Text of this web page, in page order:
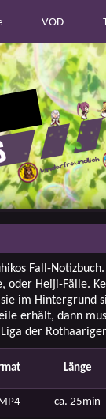
VOD
Fall-
oder Heiji-Fälle.
im Hintergrund
erhält, dann
der
Länge
ca. 25min